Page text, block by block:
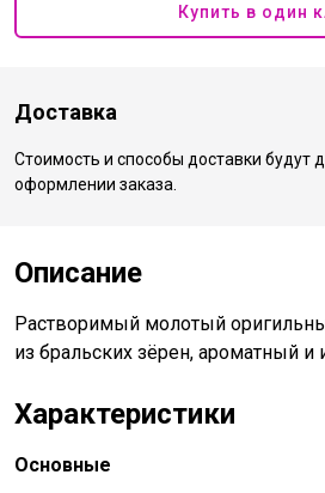
Купить в один
Доставка
Стоимость и способы доставки будут
оформлении заказа.
Описание
Растворимый молотый
из бральских зёрен, ароматный и
Характеристики
Основные